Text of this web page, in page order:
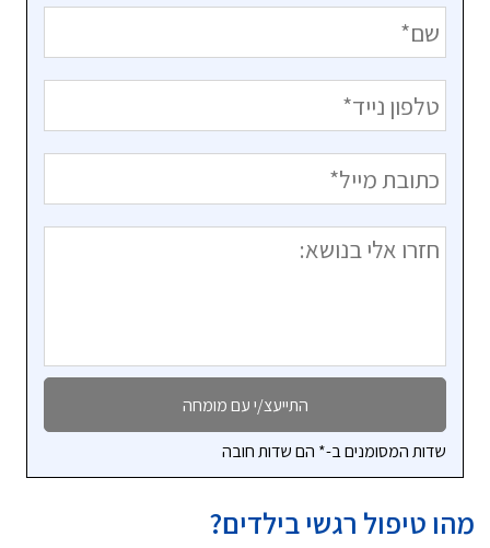
שדות המסומנים ב-* הם שדות חובה
מהו טיפול רגשי בילדים?